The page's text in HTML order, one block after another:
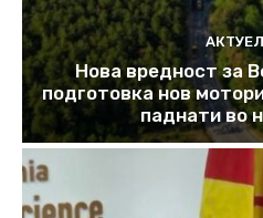
Нова вредност за
подготовка нов
паднати во